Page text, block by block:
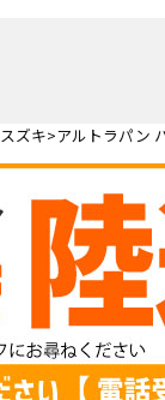
スズキ アルトラパン